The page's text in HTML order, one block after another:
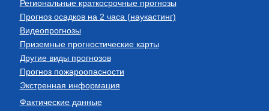
Региональные краткосрочные прогнозы
Прогноз осадков на 2 часа (наукастинг)
Видеопрогнозы
Приземные прогностические карты
Другие виды прогнозов
Прогноз пожароопасности
Экстренная информация
Фактические данные